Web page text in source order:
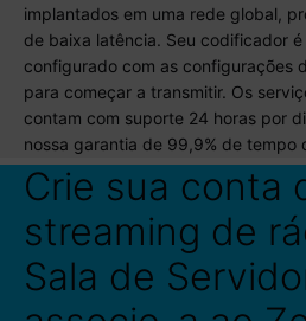
implantados em uma rede global,
de baixa latência. Seu codificador
configurado com as configurações
para começar a transmitir. Os
contam com suporte 24 horas por
nossa garantia de 99,9% de tempo
Crie sua conta
streaming de
Sala de